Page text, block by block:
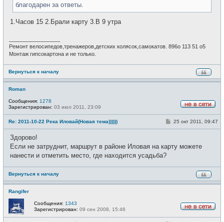
благодарен за ответы.
1.Часов 15 2.Брали карту 3.В 9 утра
Ремонт велосипедов,тренажеров,детских колясок,самокатов. 896о 113 51 о5
Монтаж гипсокартона и не только.
Вернуться к началу
Roman
в
с
Сообщения: 1278
Зарегистрирован: 03 июл 2011, 23:09
Re: 2011-10-22 Река Иловай(Новая тема))))))
С
щ
е
е
25 окт 2011, 09:47
Здорово!
Если не затруднит, маршрут в районе Иловая на карту можете
нанести и отметить место, где находится усадьба?
Вернуться к началу
Rangifer
е
Сообщения: 1343
Зарегистрирован: 09 сен 2008, 15:46